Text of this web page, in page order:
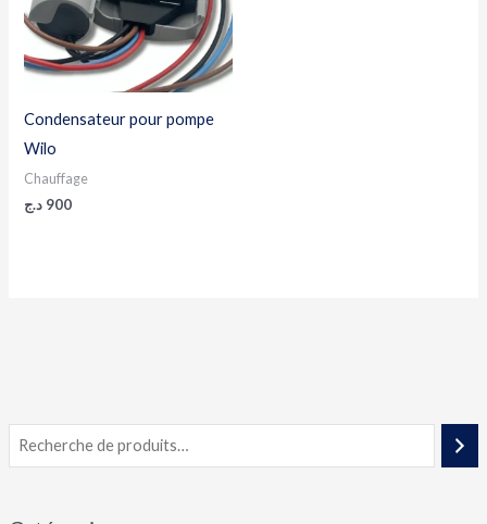
Condensateur pour pompe
Wilo
Chauffage
900 د.ج